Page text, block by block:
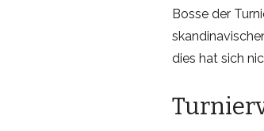
Bosse der
dies hat sich